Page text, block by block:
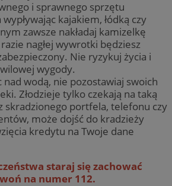
i sprawnego sprzętu
wypływając kajakiem, łódką czy
zawsze nakładaj kamizelkę
nagłej wywrotki będziesz
Nie ryzykuj życia i
wygody.
nad wodą, nie pozostawiaj swoich
Złodzieje tylko czekają na taką
skradzionego portfela, telefonu czy
może dojść do kradzieży
kredytu na Twoje dane
staraj się zachować
na numer 112.